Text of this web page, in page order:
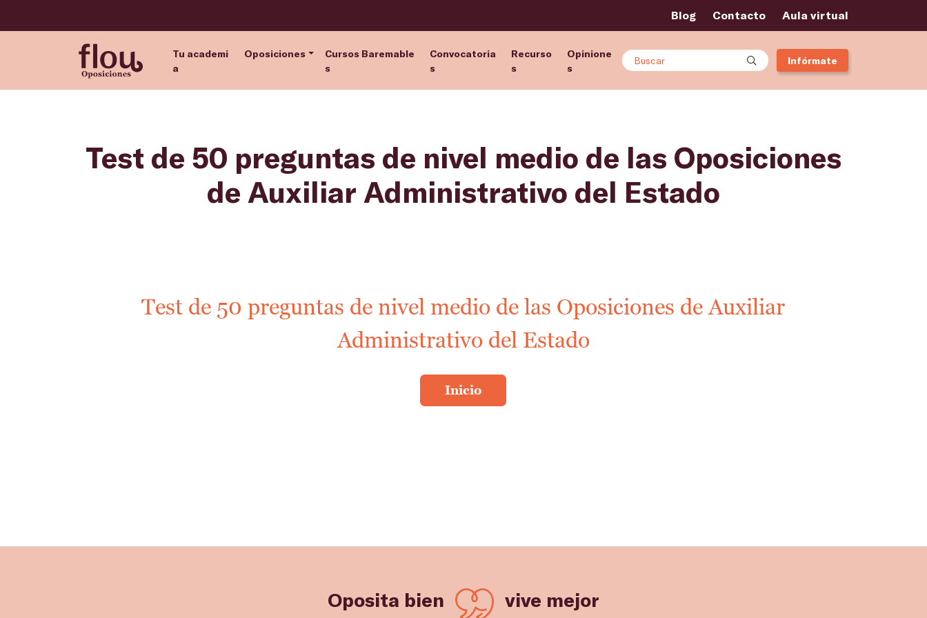
Blog Contacto Aula virtual
Tu academi
a
Oposiciones
Cursos Baremable
s
Convocatoria
s
Recurso
s
Opinione
s
Buscar Infórmate
Test de 50 preguntas de nivel medio de las Oposiciones
de Auxiliar Administrativo del Estado
Test de 50 preguntas de nivel medio de las Oposiciones de Auxiliar
Administrativo del Estado
Oposita bien vive mejor